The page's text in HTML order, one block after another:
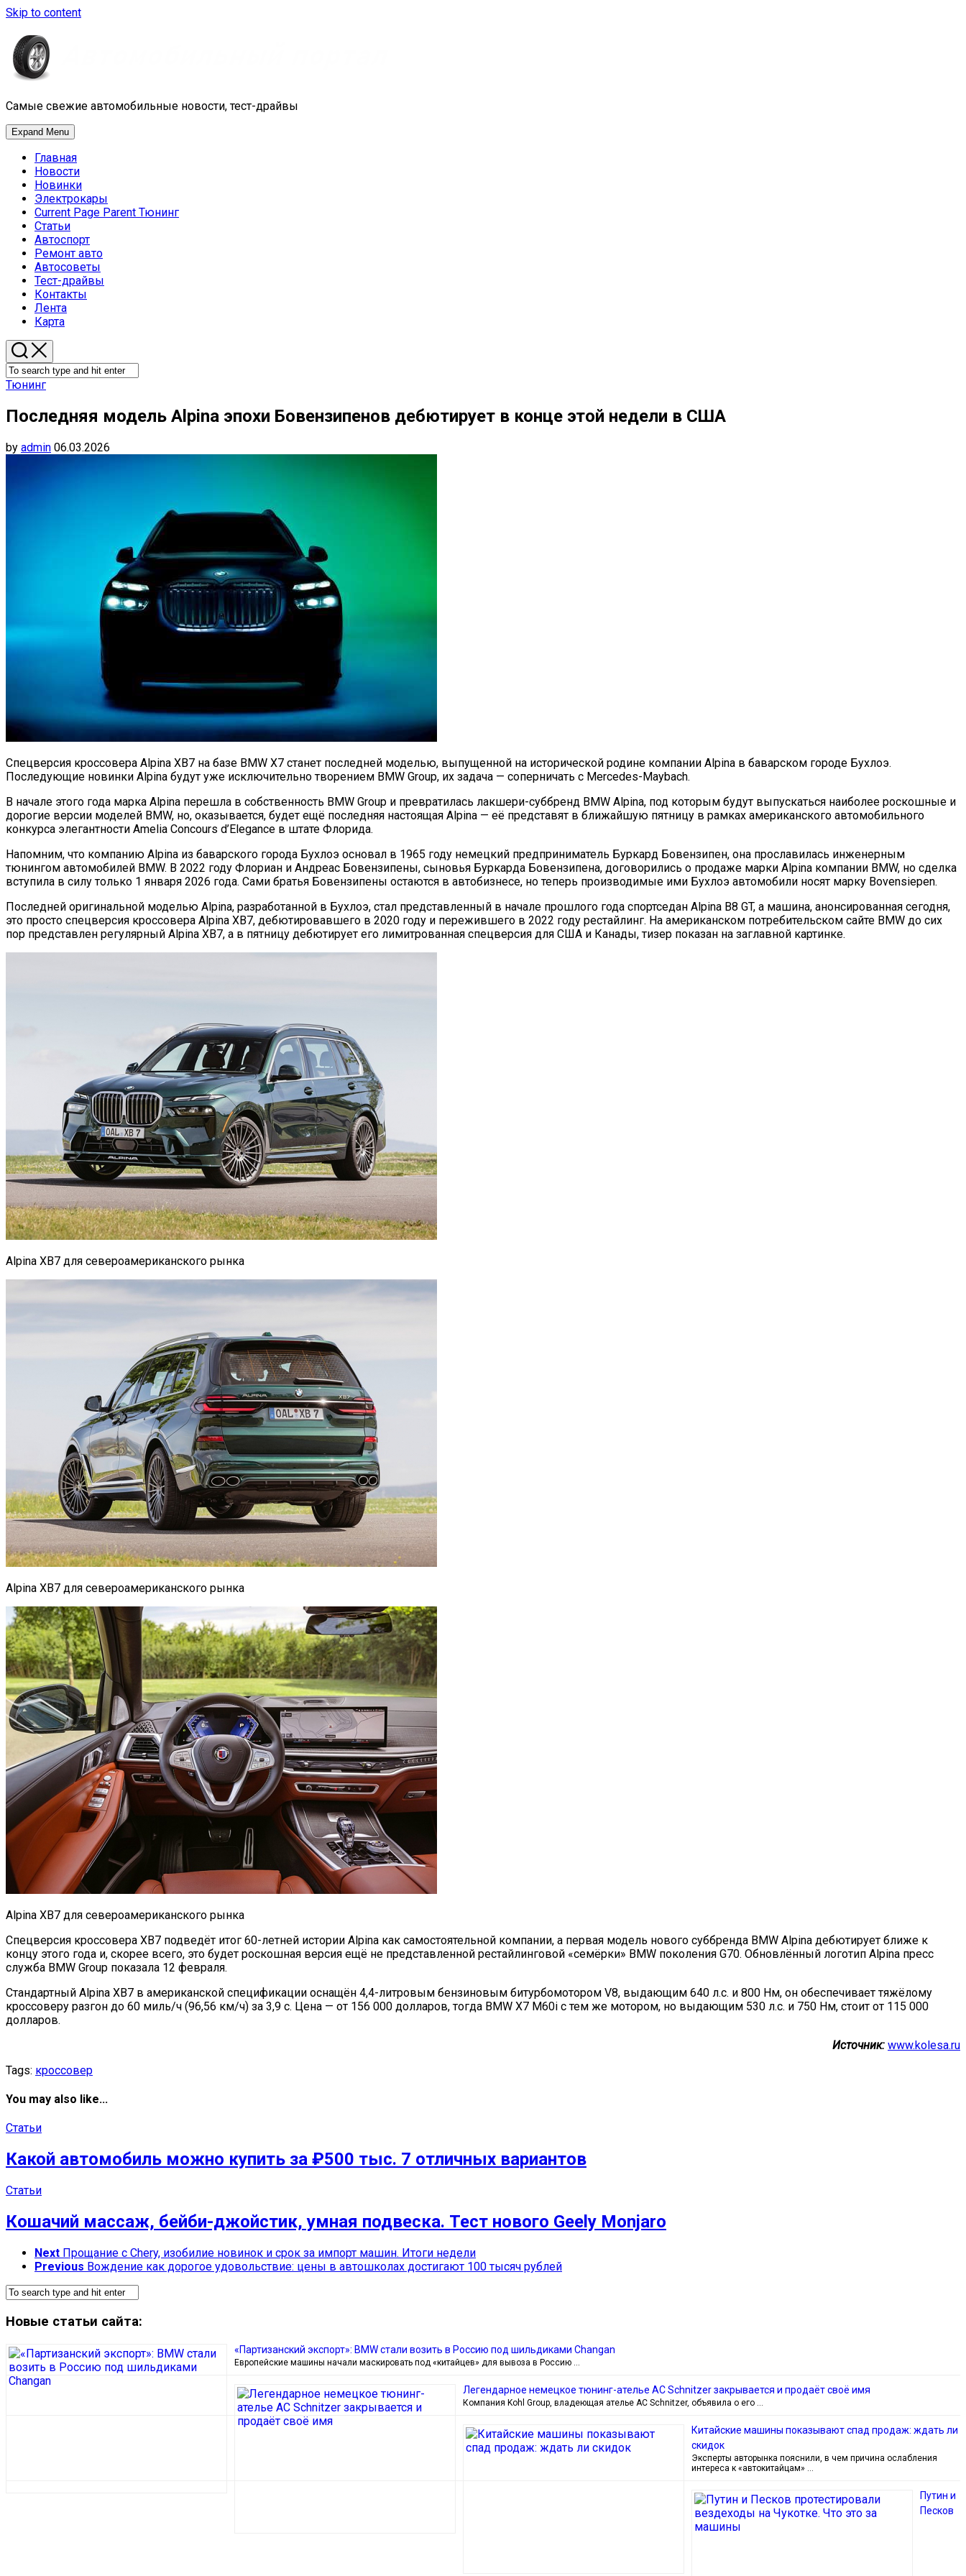
Skip to content
Самые свежие автомобильные новости, тест-драйвы
Expand Menu
Главная
Новости
Новинки
Электрокары
Current Page Parent Тюнинг
Статьи
Автоспорт
Ремонт авто
Автосоветы
Тест-драйвы
Контакты
Лента
Карта
Тюнинг
Последняя модель Alpina эпохи Бовензипенов дебютирует в конце этой недели в США
by admin 06.03.2026
Спецверсия кроссовера Alpina XB7 на базе BMW X7 станет последней моделью, выпущенной на исторической родине компании Alpina в баварском городе Бухлоэ.
Последующие новинки Alpina будут уже исключительно творением BMW Group, их задача — соперничать с Mercedes-Maybach.
В начале этого года марка Alpina перешла в собственность BMW Group и превратилась лакшери-суббренд BMW Alpina, под которым будут выпускаться наиболее роскошные и
дорогие версии моделей BMW, но, оказывается, будет ещё последняя настоящая Alpina — её представят в ближайшую пятницу в рамках американского автомобильного
конкурса элегантности Amelia Concours d’Elegance в штате Флорида.
Напомним, что компанию Alpina из баварского города Бухлоэ основал в 1965 году немецкий предприниматель Буркард Бовензипен, она прославилась инженерным
тюнингом автомобилей BMW. В 2022 году Флориан и Андреас Бовензипены, сыновья Буркарда Бовензипена, договорились о продаже марки Alpina компании BMW, но сделка
вступила в силу только 1 января 2026 года. Сами братья Бовензипены остаются в автобизнесе, но теперь производимые ими Бухлоэ автомобили носят марку Bovensiepen.
Последней оригинальной моделью Alpina, разработанной в Бухлоэ, стал представленный в начале прошлого года спортседан Alpina B8 GT, а машина, анонсированная сегодня,
это просто спецверсия кроссовера Alpina XB7, дебютировавшего в 2020 году и пережившего в 2022 году рестайлинг. На американском потребительском сайте BMW до сих
пор представлен регулярный Alpina XB7, а в пятницу дебютирует его лимитрованная спецверсия для США и Канады, тизер показан на заглавной картинке.
Alpina XB7 для североамериканского рынка
Alpina XB7 для североамериканского рынка
Alpina XB7 для североамериканского рынка
Спецверсия кроссовера XB7 подведёт итог 60-летней истории Alpina как самостоятельной компании, а первая модель нового суббренда BMW Alpina дебютирует ближе к
концу этого года и, скорее всего, это будет роскошная версия ещё не представленной рестайлинговой «семёрки» BMW поколения G70. Обновлённый логотип Alpina пресс
служба BMW Group показала 12 февраля.
Стандартный Alpina XB7 в американской спецификации оснащён 4,4-литровым бензиновым битурбомотором V8, выдающим 640 л.с. и 800 Нм, он обеспечивает тяжёлому
кроссоверу разгон до 60 миль/ч (96,56 км/ч) за 3,9 с. Цена — от 156 000 долларов, тогда BMW X7 M60i с тем же мотором, но выдающим 530 л.с. и 750 Нм, стоит от 115 000
долларов.
Источник: www.kolesa.ru
Tags: кроссовер
You may also like...
Статьи
Какой автомобиль можно купить за ₽500 тыс. 7 отличных вариантов
Статьи
Кошачий массаж, бейби-джойстик, умная подвеска. Тест нового Geely Monjaro
Next Прощание с Chery, изобилие новинок и срок за импорт машин. Итоги недели
Previous Вождение как дорогое удовольствие: цены в автошколах достигают 100 тысяч рублей
Новые статьи сайта:
«Партизанский экспорт»: BMW стали возить в Россию под шильдиками Changan
Европейские машины начали маскировать под «китайцев» для вывоза в Россию …
Легендарное немецкое тюнинг-ателье AC Schnitzer закрывается и продаёт своё имя
Компания Kohl Group, владеющая ателье AC Schnitzer, объявила о его …
Китайские машины показывают спад продаж: ждать ли
скидок
Эксперты авторынка пояснили, в чем причина ослабления
интереса к «автокитайцам» …
Путин и
Песков